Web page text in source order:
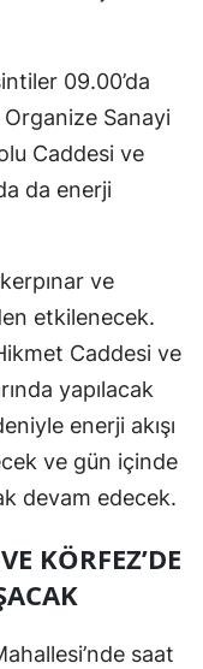
Zonguldak
Aksaray
Bayburt
Kırıkkale
Batman
Şırnak
Bartın
Ardahan
Yalova
09.00’da
Organize Sanayi
Caddesi ve
da enerji
ve
etkilenecek.
Caddesi ve
yapılacak
enerji akışı
ve gün içinde
devam edecek.
KÖRFEZ’DE
saat